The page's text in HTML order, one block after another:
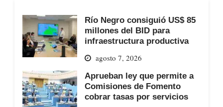
Río Negro consiguió US$ 85
millones del BID para
infraestructura productiva
agosto 7, 2026
Aprueban ley que permite a
Comisiones de Fomento
cobrar tasas por servicios